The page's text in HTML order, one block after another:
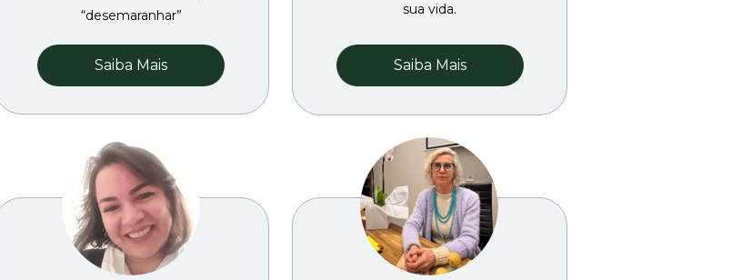
sua vida.
“desemaranhar”
Saiba Mais
Saiba Mais